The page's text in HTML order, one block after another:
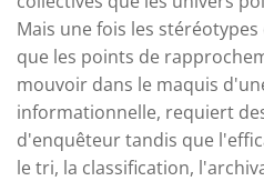
Mais une fois les
que les points de
mouvoir dans le maquis
informationnelle, requiert
d'enquêteur tandis que
le tri, la classification,